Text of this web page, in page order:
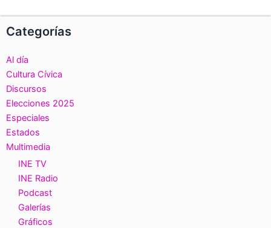
Categorías
Al día
Cultura Cívica
Discursos
Elecciones 2025
Especiales
Estados
Multimedia
INE TV
INE Radio
Podcast
Galerías
Gráficos